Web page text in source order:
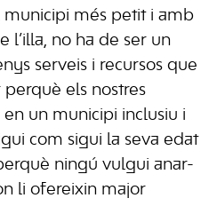
municipi més petit i amb
l’illa, no ha de ser un
serveis i recursos que
els nostres
un municipi inclusiu i
com sigui la seva edat
ningú vulgui anar-
li ofereixin major